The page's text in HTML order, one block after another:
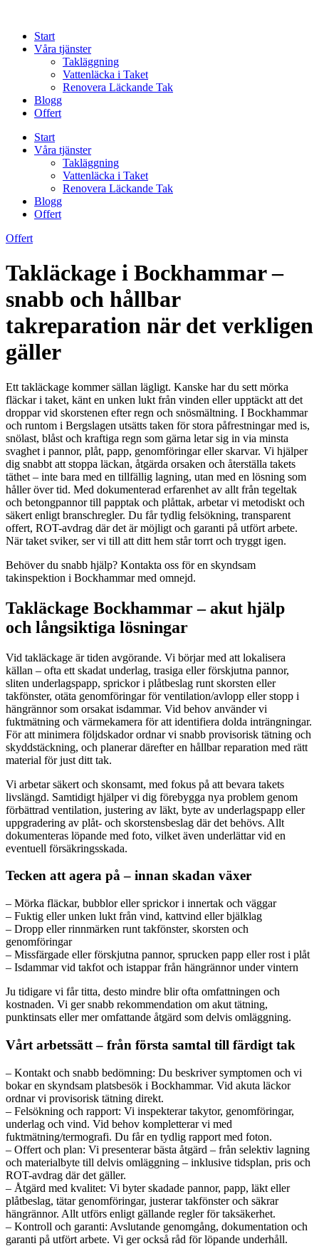
contentStart
Våra tjänster
Takläggning
Vattenläcka i Taket
Renovera Läckande Tak
Blogg
Offert
Start
Våra tjänster
Takläggning
Vattenläcka i Taket
Renovera Läckande Tak
Blogg
Offert
Offert
Takläckage i Bockhammar –
snabb och hållbar
takreparation när det verkligen
gäller
Ett takläckage kommer sällan lägligt. Kanske har du sett mörka
fläckar i taket, känt en unken lukt från vinden eller upptäckt att det
droppar vid skorstenen efter regn och snösmältning. I Bockhammar
och runtom i Bergslagen utsätts taken för stora påfrestningar med is,
snölast, blåst och kraftiga regn som gärna letar sig in via minsta
svaghet i pannor, plåt, papp, genomföringar eller skarvar. Vi hjälper
dig snabbt att stoppa läckan, åtgärda orsaken och återställa takets
täthet – inte bara med en tillfällig lagning, utan med en lösning som
håller över tid. Med dokumenterad erfarenhet av allt från tegeltak
och betongpannor till papptak och plåttak, arbetar vi metodiskt och
säkert enligt branschregler. Du får tydlig felsökning, transparent
offert, ROT-avdrag där det är möjligt och garanti på utfört arbete.
När taket sviker, ser vi till att ditt hem står torrt och tryggt igen.
Behöver du snabb hjälp? Kontakta oss för en skyndsam
takinspektion i Bockhammar med omnejd.
Takläckage Bockhammar – akut hjälp
och långsiktiga lösningar
Vid takläckage är tiden avgörande. Vi börjar med att lokalisera
källan – ofta ett skadat underlag, trasiga eller förskjutna pannor,
sliten underlagspapp, sprickor i plåtbeslag runt skorsten eller
takfönster, otäta genomföringar för ventilation/avlopp eller stopp i
hängrännor som orsakat isdammar. Vid behov använder vi
fuktmätning och värmekamera för att identifiera dolda inträngningar.
För att minimera följdskador ordnar vi snabb provisorisk tätning och
skyddstäckning, och planerar därefter en hållbar reparation med rätt
material för just ditt tak.
Vi arbetar säkert och skonsamt, med fokus på att bevara takets
livslängd. Samtidigt hjälper vi dig förebygga nya problem genom
förbättrad ventilation, justering av läkt, byte av underlagspapp eller
uppgradering av plåt- och skorstensbeslag där det behövs. Allt
dokumenteras löpande med foto, vilket även underlättar vid en
eventuell försäkringsskada.
Tecken att agera på – innan skadan växer
– Mörka fläckar, bubblor eller sprickor i innertak och väggar
– Fuktig eller unken lukt från vind, kattvind eller bjälklag
– Dropp eller rinnmärken runt takfönster, skorsten och
genomföringar
– Missfärgade eller förskjutna pannor, sprucken papp eller rost i plåt
– Isdammar vid takfot och istappar från hängrännor under vintern
Ju tidigare vi får titta, desto mindre blir ofta omfattningen och
kostnaden. Vi ger snabb rekommendation om akut tätning,
punktinsats eller mer omfattande åtgärd som delvis omläggning.
Vårt arbetssätt – från första samtal till färdigt tak
– Kontakt och snabb bedömning: Du beskriver symptomen och vi
bokar en skyndsam platsbesök i Bockhammar. Vid akuta läckor
ordnar vi provisorisk tätning direkt.
– Felsökning och rapport: Vi inspekterar takytor, genomföringar,
underlag och vind. Vid behov kompletterar vi med
fuktmätning/termografi. Du får en tydlig rapport med foton.
– Offert och plan: Vi presenterar bästa åtgärd – från selektiv lagning
och materialbyte till delvis omläggning – inklusive tidsplan, pris och
ROT-avdrag där det gäller.
– Åtgärd med kvalitet: Vi byter skadade pannor, papp, läkt eller
plåtbeslag, tätar genomföringar, justerar takfönster och säkrar
hängrännor. Allt utförs enligt gällande regler för taksäkerhet.
– Kontroll och garanti: Avslutande genomgång, dokumentation och
garanti på utfört arbete. Vi ger också råd för löpande underhåll.